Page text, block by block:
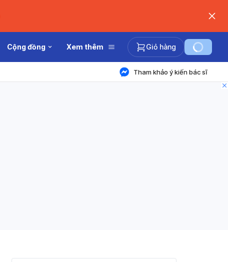
Cộng đồng Xem thêm Giỏ hàng
Tham khảo ý kiến bác sĩ